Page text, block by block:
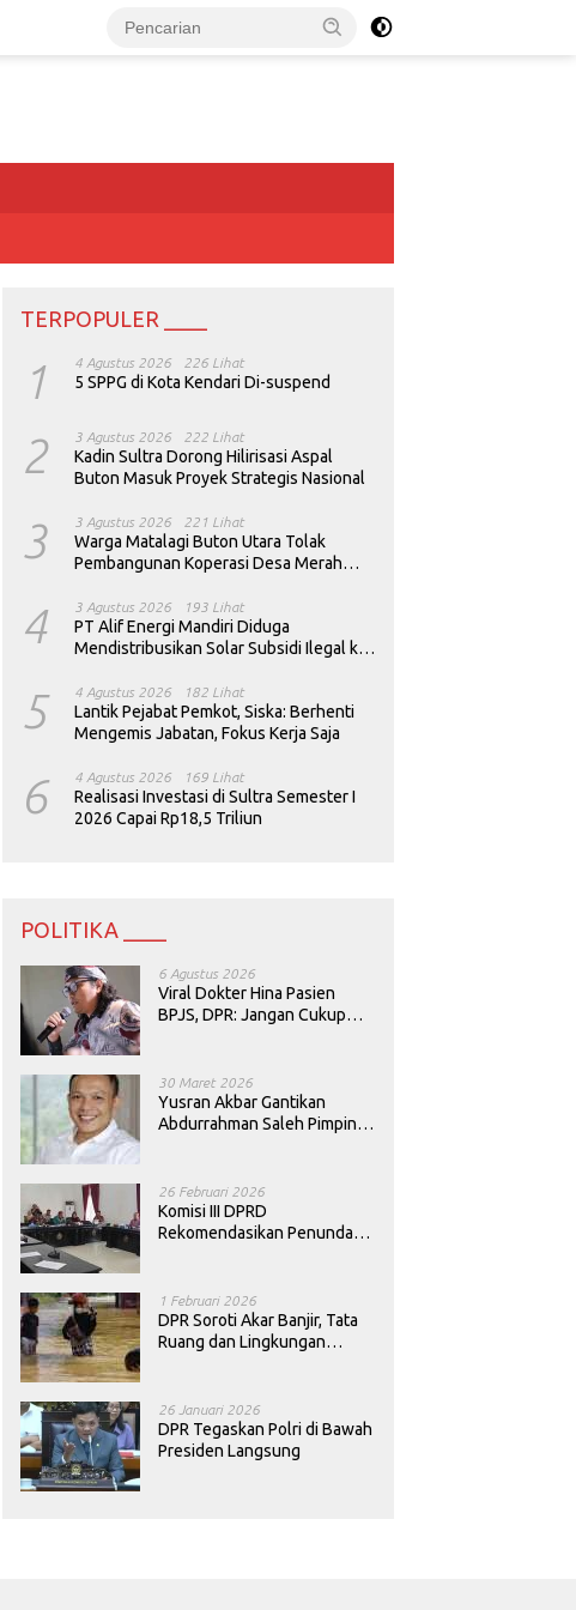
TERPOPULER ____
1 4 Agustus 2026 226 Lihat
5 SPPG di Kota Kendari Di-suspend
2 3 Agustus 2026 222 Lihat
Kadin Sultra Dorong Hilirisasi Aspal
Buton Masuk Proyek Strategis Nasional
3 3 Agustus 2026 221 Lihat
Warga Matalagi Buton Utara Tolak
Pembangunan Koperasi Desa Merah
4 3 Agustus 2026 193 Lihat
PT Alif Energi Mandiri Diduga
Mendistribusikan Solar Subsidi Ilegal ke
5 4 Agustus 2026 182 Lihat
Lantik Pejabat Pemkot, Siska: Berhenti
Mengemis Jabatan, Fokus Kerja Saja
6 4 Agustus 2026 169 Lihat
Realisasi Investasi di Sultra Semester I
2026 Capai Rp18,5 Triliun
POLITIKA ____
6 Agustus 2026
Viral Dokter Hina Pasien
BPJS, DPR: Jangan Cukup
30 Maret 2026
Yusran Akbar Gantikan
Abdurrahman Saleh Pimpin
26 Februari 2026
Komisi III DPRD
Rekomendasikan Penundaan
1 Februari 2026
DPR Soroti Akar Banjir, Tata
Ruang dan Lingkungan
26 Januari 2026
DPR Tegaskan Polri di Bawah
Presiden Langsung